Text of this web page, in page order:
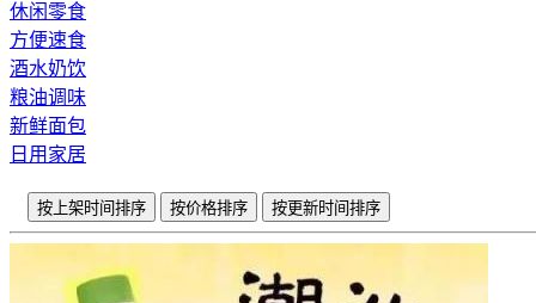
休闲零食
方便速食
酒水奶饮
粮油调味
新鲜面包
日用家居
按上架时间排序 按价格排序 按更新时间排序